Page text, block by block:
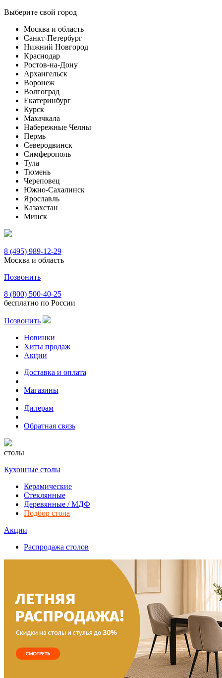
Выберите свой город
Москва и область
Санкт-Петербург
Нижний Новгород
Краснодар
Ростов-на-Дону
Архангельск
Воронеж
Волгоград
Екатеринбург
Курск
Махачкала
Набережные Челны
Пермь
Северодвинск
Симферополь
Тула
Тюмень
Череповец
Южно-Сахалинск
Ярославль
Казахстан
Минск
8 (495) 989-12-29
Москва и область
Позвонить
8 (800) 500-40-25
бесплатно по России
Позвонить
Новинки
Хиты продаж
Акции
Доставка и оплата
Магазины
Дилерам
Обратная связь
столы
Кухонные столы
Керамические
Стеклянные
Деревянные / МДФ
Подбор стола
Акции
Распродажа столов